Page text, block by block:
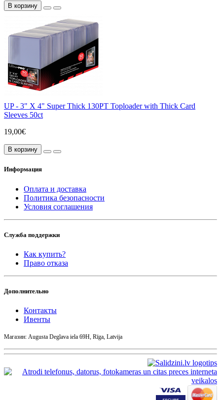
В корзину
UP - 3" X 4" Super Thick 130PT Toploader with Thick Card
Sleeves 50ct
19,00€
В корзину
Информация
Оплата и доставка
Политика безопасности
Условия соглашения
Служба поддержки
Как купить?
Право отказа
Дополнительно
Контакты
Ивенты
Магазин: Augusta Deglava iela 69H, Rīga, Latvija